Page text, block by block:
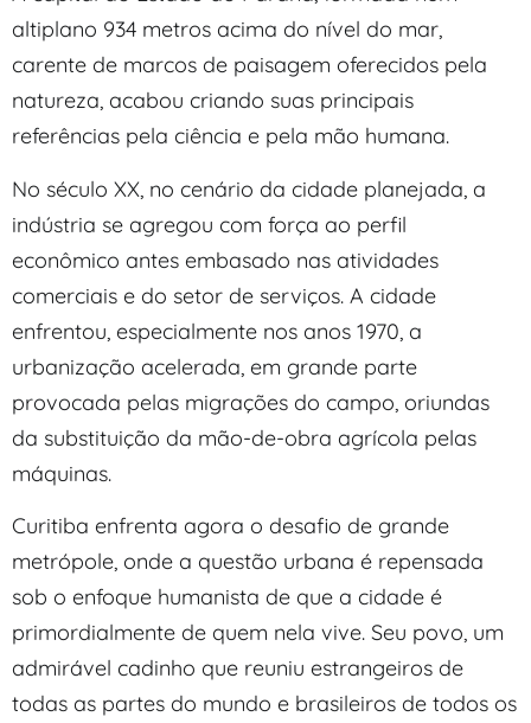
altiplano 934 metros acima do nível do mar,
carente de marcos de paisagem oferecidos pela
natureza, acabou criando suas principais
referências pela ciência e pela mão humana.
No século XX, no cenário da cidade planejada, a
indústria se agregou com força ao perfil
econômico antes embasado nas atividades
comerciais e do setor de serviços. A cidade
enfrentou, especialmente nos anos 1970, a
urbanização acelerada, em grande parte
provocada pelas migrações do campo, oriundas
da substituição da mão-de-obra agrícola pelas
máquinas.
Curitiba enfrenta agora o desafio de grande
metrópole, onde a questão urbana é repensada
sob o enfoque humanista de que a cidade é
primordialmente de quem nela vive. Seu povo, um
admirável cadinho que reuniu estrangeiros de
todas as partes do mundo e brasileiros de todos os